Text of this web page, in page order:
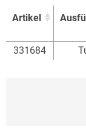
Artikel
Artikel
331684